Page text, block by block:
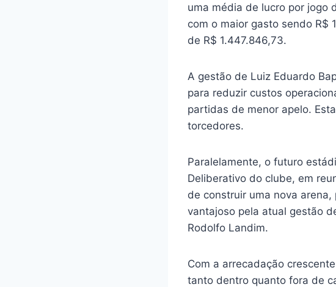
uma média de lucro por jogo
com o maior gasto sendo R$
de R$ 1.447.846,73.
A gestão de Luiz Eduardo
para reduzir custos
partidas de menor apelo.
torcedores.
Paralelamente, o futuro
Deliberativo do clube, em
de construir uma nova
vantajoso pela atual gestão
Rodolfo Landim.
Com a arrecadação
tanto dentro quanto fora de